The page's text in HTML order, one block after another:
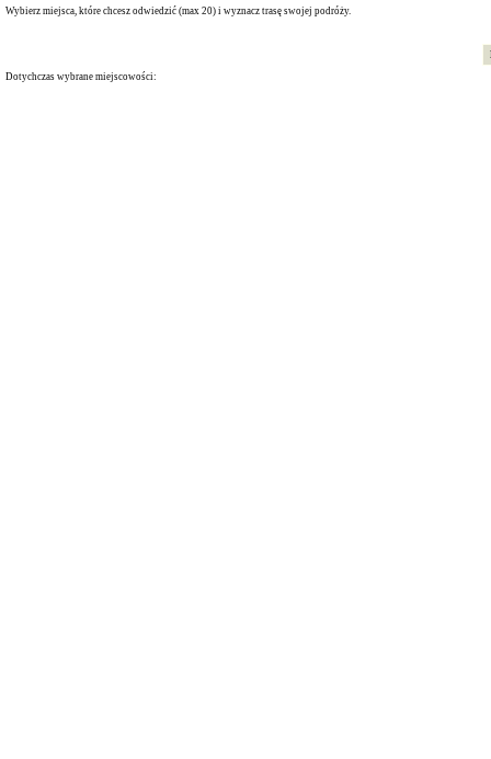
Wybierz miejsca, które chcesz odwiedzić (max 20) i wyznacz trasę swojej podróży.
Dotychczas wybrane miejscowości: